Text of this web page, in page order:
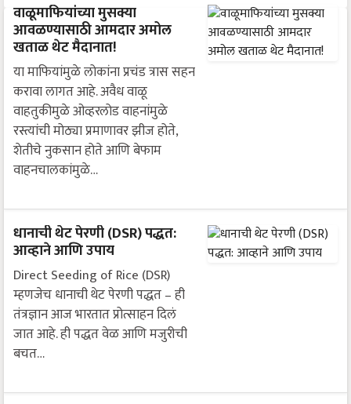
वाळूमाफियांच्या मुसक्या
आवळण्यासाठी आमदार अमोल
खताळ थेट मैदानात!
या माफियांमुळे लोकांना प्रचंड त्रास सहन
करावा लागत आहे. अवैध वाळू
वाहतुकीमुळे ओव्हरलोड वाहनांमुळे
रस्त्यांची मोठ्या प्रमाणावर झीज होते,
शेतीचे नुकसान होते आणि बेफाम
वाहनचालकांमुळे…
धानाची थेट पेरणी (DSR) पद्धत:
आव्हाने आणि उपाय
Direct Seeding of Rice (DSR)
म्हणजेच धानाची थेट पेरणी पद्धत – ही
तंत्रज्ञान आज भारतात प्रोत्साहन दिलं
जात आहे. ही पद्धत वेळ आणि मजुरीची
बचत…